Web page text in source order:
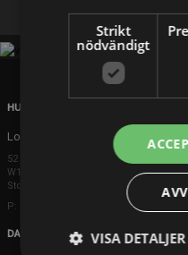
HUVUDKONTOR
London
52 Brook Street
W1K 5DS London
Storbritannien
P: +44 203 608 8181
DANMARK
Strikt
nödvändigt
VISA DETALJER